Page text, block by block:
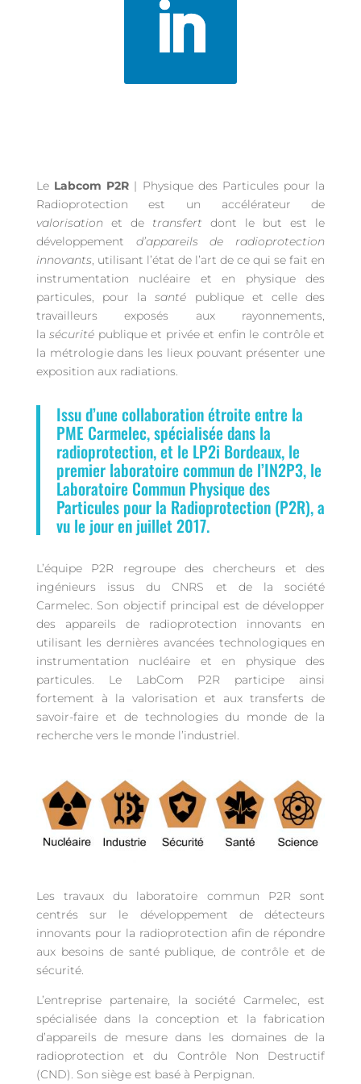
Le Labcom P2R | Physique des Particules pour la
Radioprotection est un accélérateur de
valorisationet de transfert dont le but est le
développement d’appareils de radioprotection
innovants, utilisant l’état de l’art de ce qui se fait en
instrumentation nucléaire et en physique des
particules, pour lasanté publique et celle des
travailleurs exposés aux rayonnements,
lasécurité publique et privée et enfin le contrôle et
la métrologie dans les lieux pouvant présenter une
exposition aux radiations.
Issu d’une collaboration étroite entre la
PME Carmelec, spécialisée dans la
radioprotection, et le LP2i Bordeaux, le
premier laboratoirecommun de l’IN2P3, le
Laboratoire Commun Physique des
Particules pour la Radioprotection (P2R), a
vu le jour en juillet 2017.
L’équipe P2R regroupe des chercheurs et des
ingénieurs issus du CNRS et de la société
Carmelec. Son objectif principal est de développer
des appareils de radioprotection innovants en
utilisant les dernières avancées technologiques en
instrumentation nucléaire et en physique des
particules. Le LabCom P2R participe ainsi
fortement à la valorisation et aux transferts de
savoir-faire et de technologies du monde de la
recherche vers le monde l’industriel.
Les travaux du laboratoire commun P2R sont
centrés sur le développement de détecteurs
innovants pour la radioprotection afin de répondre
aux besoins de santé publique, de contrôle et de
sécurité.
L’entreprise partenaire, la société Carmelec, est
spécialisée dans la conception et la fabrication
d’appareils de mesure dans les domaines de la
radioprotection et du Contrôle Non Destructif
(CND). Son siège est basé à Perpignan.